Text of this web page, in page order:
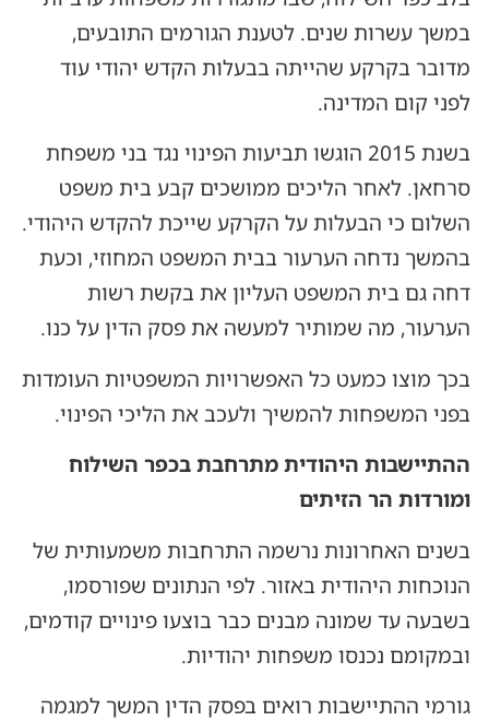
במשך עשרות שנים. לטענת הגורמים התובעים,
מדובר בקרקע שהייתה בבעלות הקדש יהודי עוד
לפני קום המדינה.
בשנת 2015 הוגשו תביעות הפינוי נגד בני משפחת
סרחאן. לאחר הליכים ממושכים קבע בית משפט
השלום כי הבעלות על הקרקע שייכת להקדש היהודי.
בהמשך נדחה הערעור בבית המשפט המחוזי, וכעת
דחה גם בית המשפט העליון את בקשת רשות
הערעור, מה שמותיר למעשה את פסק הדין על כנו.
בכך מוצו כמעט כל האפשרויות המשפטיות העומדות
בפני המשפחות להמשיך ולעכב את הליכי הפינוי.
ההתיישבות היהודית מתרחבת בכפר השילוח
ומורדות הר הזיתים
בשנים האחרונות נרשמה התרחבות משמעותית של
הנוכחות היהודית באזור. לפי הנתונים שפורסמו,
בשבעה עד שמונה מבנים כבר בוצעו פינויים קודמים,
ובמקומם נכנסו משפחות יהודיות.
גורמי ההתיישבות רואים בפסק הדין המשך למגמה